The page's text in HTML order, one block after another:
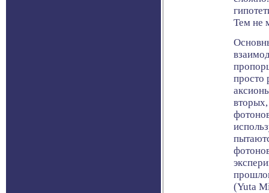
Тем не
просто
(Yuta